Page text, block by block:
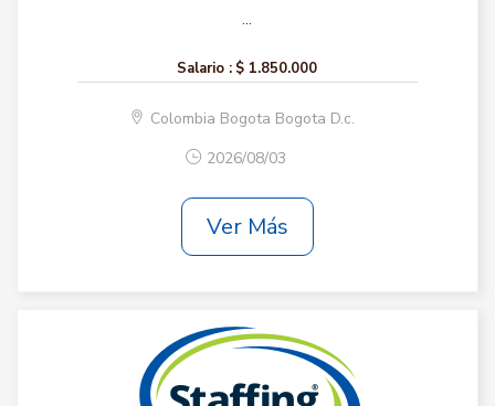
...
Salario : $ 1.850.000
Colombia Bogota Bogota D.c.
2026/08/03
Ver Más